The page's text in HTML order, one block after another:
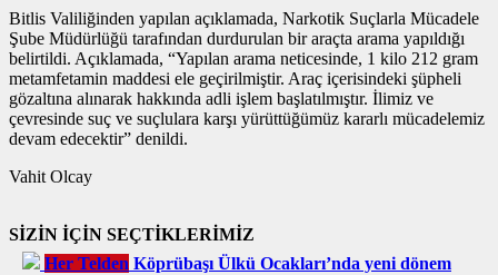
Bitlis Valiliğinden yapılan açıklamada, Narkotik Suçlarla Mücadele
Şube Müdürlüğü tarafından durdurulan bir araçta arama yapıldığı
belirtildi. Açıklamada, “Yapılan arama neticesinde, 1 kilo 212 gram
metamfetamin maddesi ele geçirilmiştir. Araç içerisindeki şüpheli
gözaltına alınarak hakkında adli işlem başlatılmıştır. İlimiz ve
çevresinde suç ve suçlulara karşı yürüttüğümüz kararlı mücadelemiz
devam edecektir” denildi.
Vahit Olcay
SİZİN İÇİN SEÇTİKLERİMİZ
Her Telden Köprübaşı Ülkü Ocakları’nda yeni dönem